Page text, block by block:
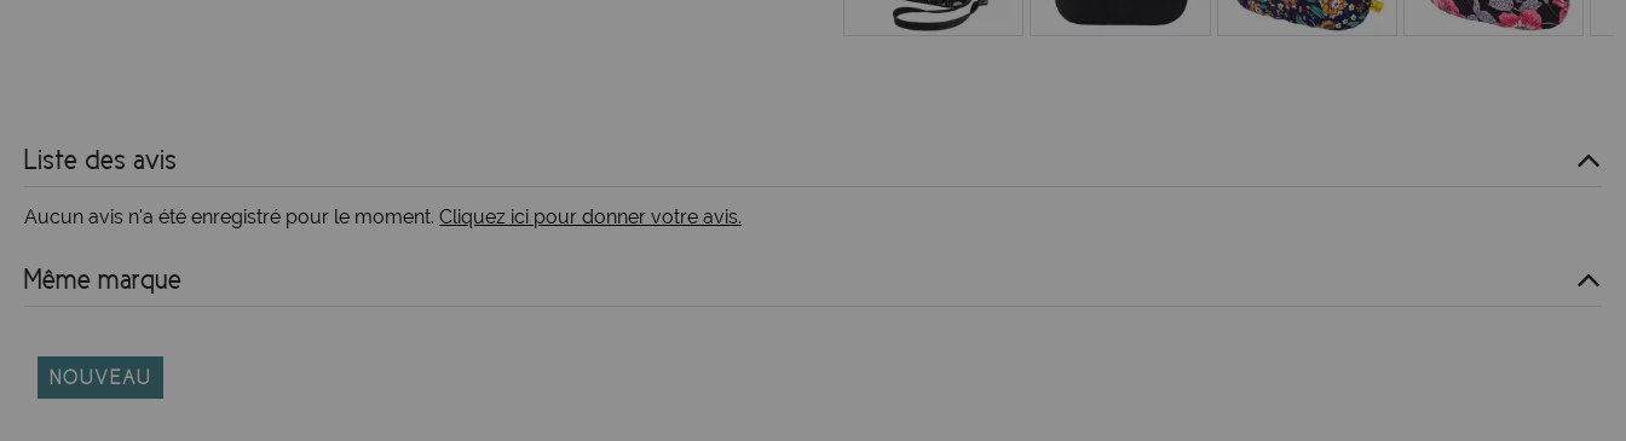
Liste des avis
Aucun avis n'a été enregistré pour le moment. Cliquez ici pour donner votre avis.
Même marque
NOUVEAU